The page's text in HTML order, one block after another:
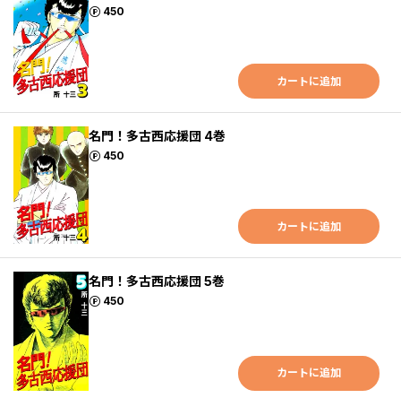
450
ポイント
カートに追加
名門！多古西応援団 4巻
450
ポイント
カートに追加
名門！多古西応援団 5巻
450
ポイント
カートに追加